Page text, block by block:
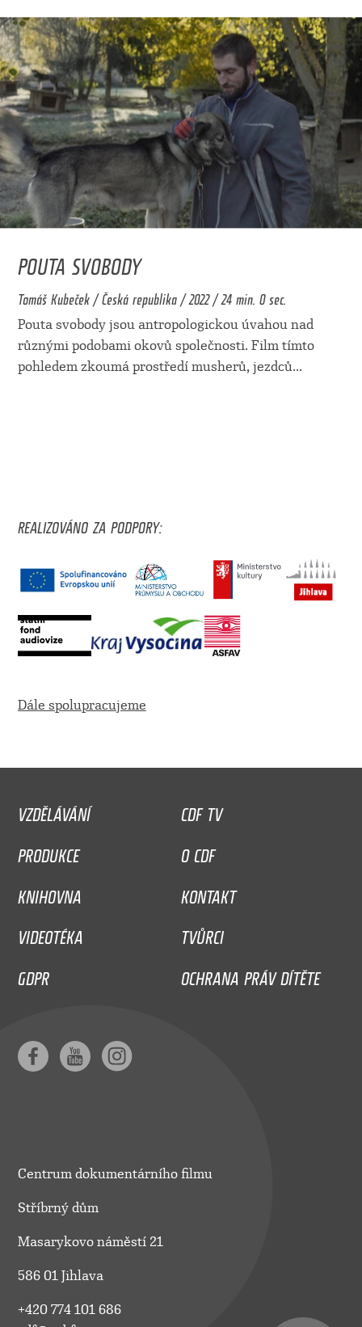
POUTA SVOBODY
Tomáš Kubeček / Česká republika / 2022 / 24 min. 0 sec.
Pouta svobody jsou antropologickou úvahou nad
různými podobami okovů společnosti. Film tímto
pohledem zkoumá prostředí musherů, jezdců...
REALIZOVÁNO ZA PODPORY:
Dále spolupracujeme
VZDĚLÁVÁNÍ
CDF TV
PRODUKCE
O CDF
KNIHOVNA
KONTAKT
VIDEOTÉKA
TVŮRCI
GDPR
OCHRANA PRÁV DÍTĚTE
Centrum dokumentárního filmu
Stříbrný dům
Masarykovo náměstí 21
586 01 Jihlava
+420 774 101 686